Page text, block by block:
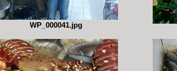
WP_000041.jpg